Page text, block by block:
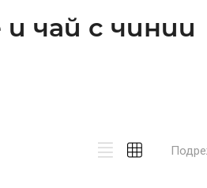
чай с чинии